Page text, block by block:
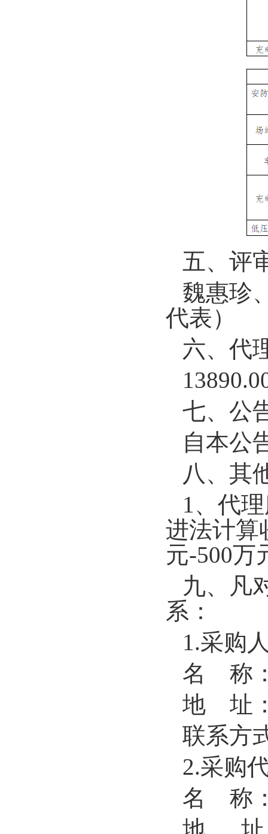
五、评
魏惠珍
代表）
六、代
七、公
自本公
八、其
1、代
进法计算
元-500万
九、凡
系：
1.采购
名
称
地
址
联系方
2.采购
名
称